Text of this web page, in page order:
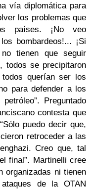
vía diplomática para
los problemas que
países. ¡No veo
bombardeos!... ¡Si
tienen que seguir
todos se precipitaron
querían ser los
para defender a los
Preguntado
contesta que
puedo decir que,
retroceder a las
Creo que, tal
final”. Martinelli cree
organizadas ni tienen
de la OTAN